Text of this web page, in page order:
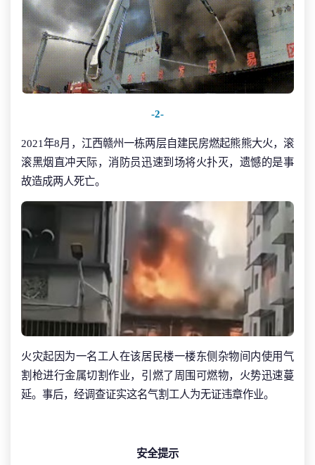
-2-
2021年8月，江西赣州一栋两层自建民房燃起熊熊大火，滚
滚黑烟直冲天际，消防员迅速到场将火扑灭，遗憾的是事
故造成两人死亡。
火灾起因为一名工人在该居民楼一楼东侧杂物间内使用气
割枪进行金属切割作业，引燃了周围可燃物，火势迅速蔓
延。事后，经调查证实这名气割工人为无证违章作业。
安全提示